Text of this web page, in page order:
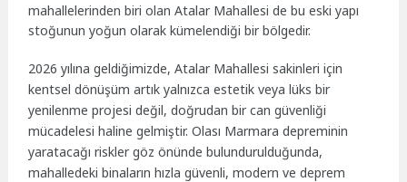
mahallelerinden biri olan Atalar Mahallesi de bu eski yapı
stoğunun yoğun olarak kümelendiği bir bölgedir.
2026 yılına geldiğimizde, Atalar Mahallesi sakinleri için
kentsel dönüşüm artık yalnızca estetik veya lüks bir
yenilenme projesi değil, doğrudan bir can güvenliği
mücadelesi haline gelmiştir. Olası Marmara depreminin
yaratacağı riskler göz önünde bulundurulduğunda,
mahalledeki binaların hızla güvenli, modern ve deprem